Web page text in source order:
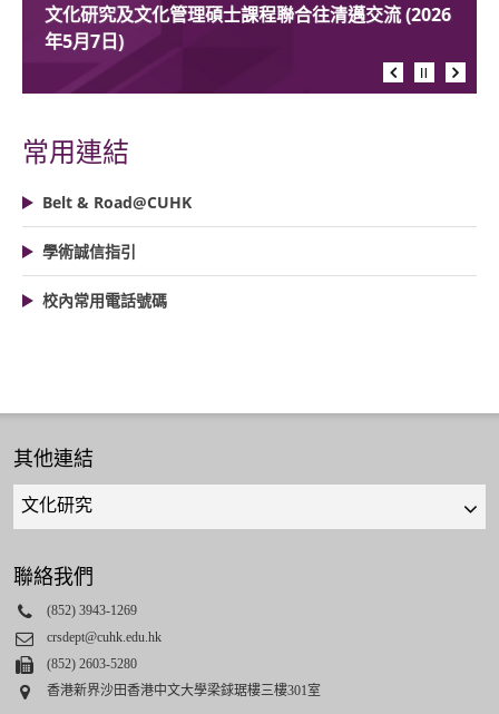
文化研究及文化管理碩士課程聯合往清邁交流 (2026
年5月7日)
常用連結
Belt & Road@CUHK
學術誠信指引
校內常用電話號碼
其他連結
Quick
links
select
聯絡我們
Phone
(852) 3943-1269
Email
crsdept@cuhk.edu.hk
Fax(852) 2603-5280
Address
香港新界沙田香港中文大學梁銶琚樓三樓301室